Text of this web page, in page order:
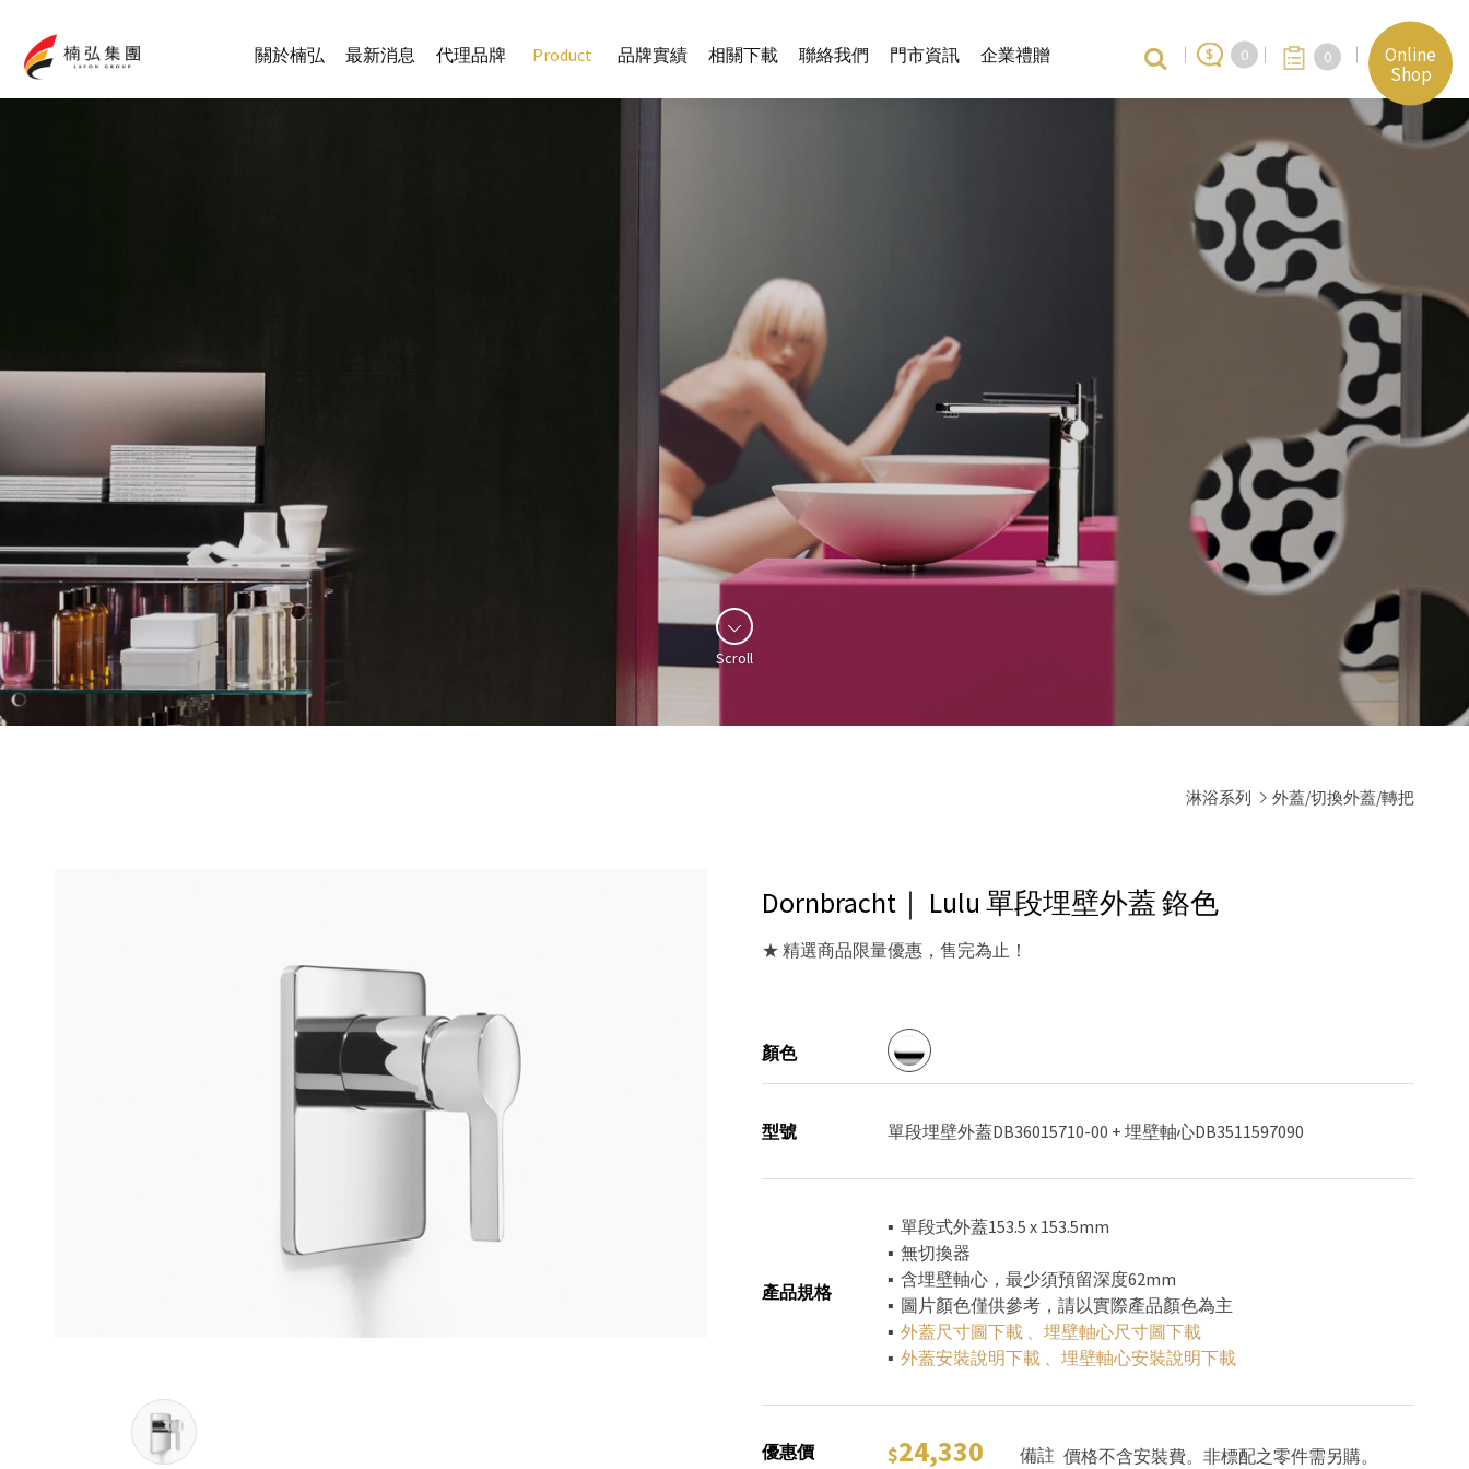
關於楠弘 最新消息 代理品牌 Product 品牌實績 相關下載 聯絡我們 門市資訊 企業禮贈 0 0
Online
Shop
Scroll
淋浴系列 外蓋/切換外蓋/轉把
Dornbracht｜ Lulu 單段埋壁外蓋鉻色
★ 精選商品限量優惠，售完為止！
顏色
型號 單段埋壁外蓋DB36015710-00 + 埋壁軸心DB3511597090
產品規格
▪ 單段式外蓋153.5 x 153.5mm
▪ 無切換器
▪ 含埋壁軸心，最少須預留深度62mm
▪ 圖片顏色僅供參考，請以實際產品顏色為主
▪ 外蓋尺寸圖下載
埋壁軸心尺寸圖下載
▪ 外蓋安裝說明下載 埋壁軸心安裝說明下載
優惠價 24,330 備註 價格不含安裝費。非標配之零件需另購。